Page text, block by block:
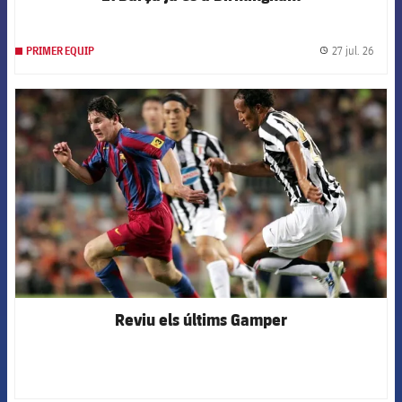
PRIMER EQUIP 27 jul. 26
FCB Barcelona badge
Reviu els últims Gamper